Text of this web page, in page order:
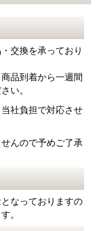
交換を承っており
品到着から一週間
い。
社負担で対応させ
んので予めご了承
なっておりますの
。